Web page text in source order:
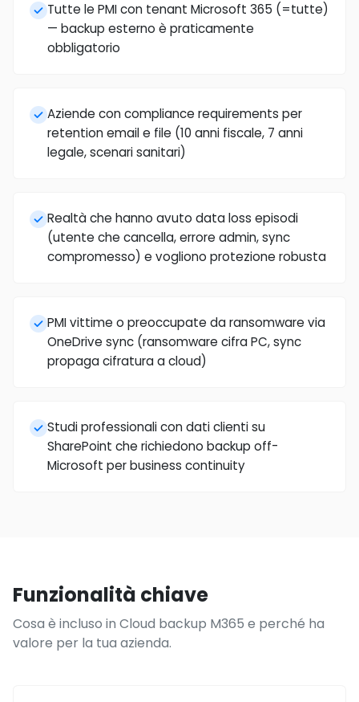
Tutte le PMI con tenant Microsoft 365 (=tutte)
— backup esterno è praticamente
obbligatorio
Aziende con compliance requirements per
retention email e file (10 anni fiscale, 7 anni
legale, scenari sanitari)
Realtà che hanno avuto data loss episodi
(utente che cancella, errore admin, sync
compromesso) e vogliono protezione robusta
PMI vittime o preoccupate da ransomware via
OneDrive sync (ransomware cifra PC, sync
propaga cifratura a cloud)
Studi professionali con dati clienti su
SharePoint che richiedono backup off-
Microsoft per business continuity
Funzionalità chiave
Cosa è incluso in Cloud backup M365 e perché ha
valore per la tua azienda.